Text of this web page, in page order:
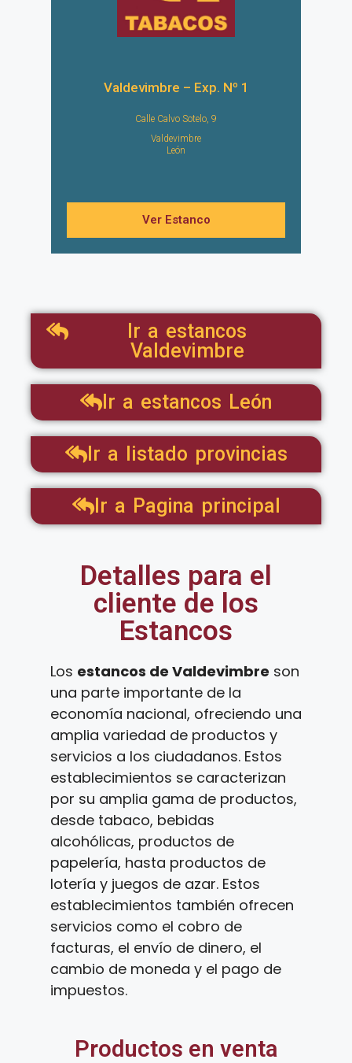
Valdevimbre – Exp. Nº 1
Calle Calvo Sotelo, 9
Valdevimbre
León
Ver Estanco
Ir a estancos
Valdevimbre
Ir a estancos León
Ir a listado provincias
Ir a Pagina principal
Detalles para el
cliente de los
Estancos
Los estancos de Valdevimbre son
una parte importante de la
economía nacional, ofreciendo una
amplia variedad de productos y
servicios a los ciudadanos. Estos
establecimientos se caracterizan
por su amplia gama de productos,
desde tabaco, bebidas
alcohólicas, productos de
papelería, hasta productos de
lotería y juegos de azar. Estos
establecimientos también ofrecen
servicios como el cobro de
facturas, el envío de dinero, el
cambio de moneda y el pago de
impuestos.
Productos en venta